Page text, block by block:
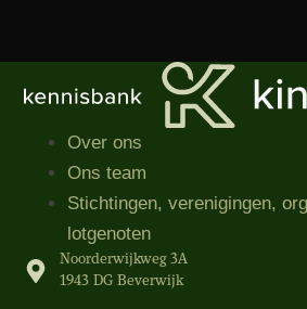
Over ons
Ons team
Stichtingen, verenigingen,
lotgenoten
Noorderwijkweg 3A
1943 DG Beverwijk